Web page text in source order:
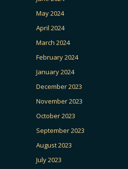
May 2024
April 2024
March 2024
February 2024
January 2024
December 2023
November 2023
October 2023
September 2023
August 2023
July 2023